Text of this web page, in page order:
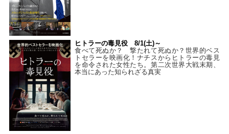
ヒトラーの毒見役 8/1(土)～
食べて死ぬか？ 撃たれて死ぬか？世界的ベス
トセラーを映画化！ナチスからヒトラーの毒見
を命令された女性たち。第二次世界大戦末期、
本当にあった知られざる真実